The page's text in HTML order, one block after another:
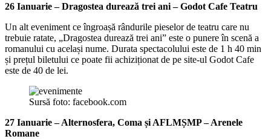
26 Ianuarie – Dragostea durează trei ani – Godot Cafe Teatru
Un alt eveniment ce îngroașă rândurile pieselor de teatru care nu
trebuie ratate, „Dragostea durează trei ani” este o punere în scenă a
romanului cu același nume. Durata spectacolului este de 1 h 40 min
și prețul biletului ce poate fii achiziționat de pe site-ul Godot Cafe
este de 40 de lei.
Sursă foto: facebook.com
27 Ianuarie – Alternosfera, Coma și AFLMȘMP – Arenele
Romane